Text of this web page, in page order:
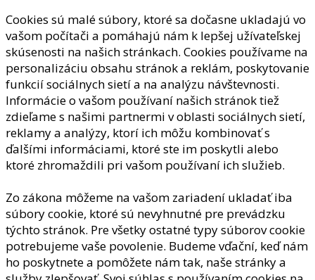
Cookies sú malé súbory, ktoré sa dočasne ukladajú vo
vašom počítači a pomáhajú nám k lepšej užívateľskej
skúsenosti na našich stránkach. Cookies používame na
personalizáciu obsahu stránok a reklám, poskytovanie
funkcií sociálnych sietí a na analýzu návštevnosti.
Informácie o vašom používaní našich stránok tiež
zdieľame s našimi partnermi v oblasti sociálnych sietí,
reklamy a analýzy, ktorí ich môžu kombinovať s
ďalšími informáciami, ktoré ste im poskytli alebo
ktoré zhromaždili pri vašom používaní ich služieb.
Zo zákona môžeme na vašom zariadení ukladať iba
súbory cookie, ktoré sú nevyhnutné pre prevádzku
týchto stránok. Pre všetky ostatné typy súborov cookie
potrebujeme vaše povolenie. Budeme vďační, keď nám
ho poskytnete a pomôžete nám tak, naše stránky a